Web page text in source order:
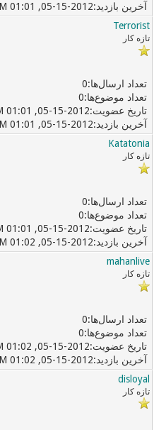
05-15-2012, 01:01 AM
Terrorist
تازه کار
0
0
05-15-2012, 01:01 AM
05-15-2012, 01:01 AM
Katatonia
تازه کار
0
0
05-15-2012, 01:01 AM
05-15-2012, 01:02 AM
mahanlive
تازه کار
0
0
05-15-2012, 01:02 AM
05-15-2012, 01:02 AM
disloyal
تازه کار